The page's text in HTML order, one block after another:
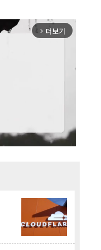
arrow_forward_ios 더보기